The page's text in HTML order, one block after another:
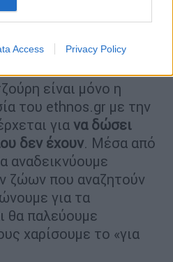
Access Privacy Policy
την ελπίδα
είναι μόνο η
του ethnos.gr με την
για να δώσει
δεν έχουν. Μέσα από
αναδεικνύουμε
ζώων που αναζητούν
για τα
θα παλεύουμε
χαρίσουμε το «για